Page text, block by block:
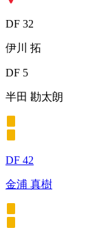
DF 32
伊川 拓
DF 5
半田 勘太朗
DF 42
金浦 真樹